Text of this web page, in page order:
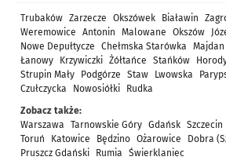
Trubaków Zarzecze Okszówek Białawin
Weremowice
Antonin Malowane Okszów
Nowe Depułtycze
Chełmska Starówka Majdan
Łanowy
Krzywiczki Żółtańce Stańków
Strupin Mały
Podgórze Staw Lwowska
Czułczycka
Nowosiółki
Rudka
Zobacz także:
Warszawa
Tarnowskie Góry Gdańsk Szczecin
Toruń
Katowice Będzino Ożarowice Dobra
Pruszcz Gdański
Rumia Świerklaniec